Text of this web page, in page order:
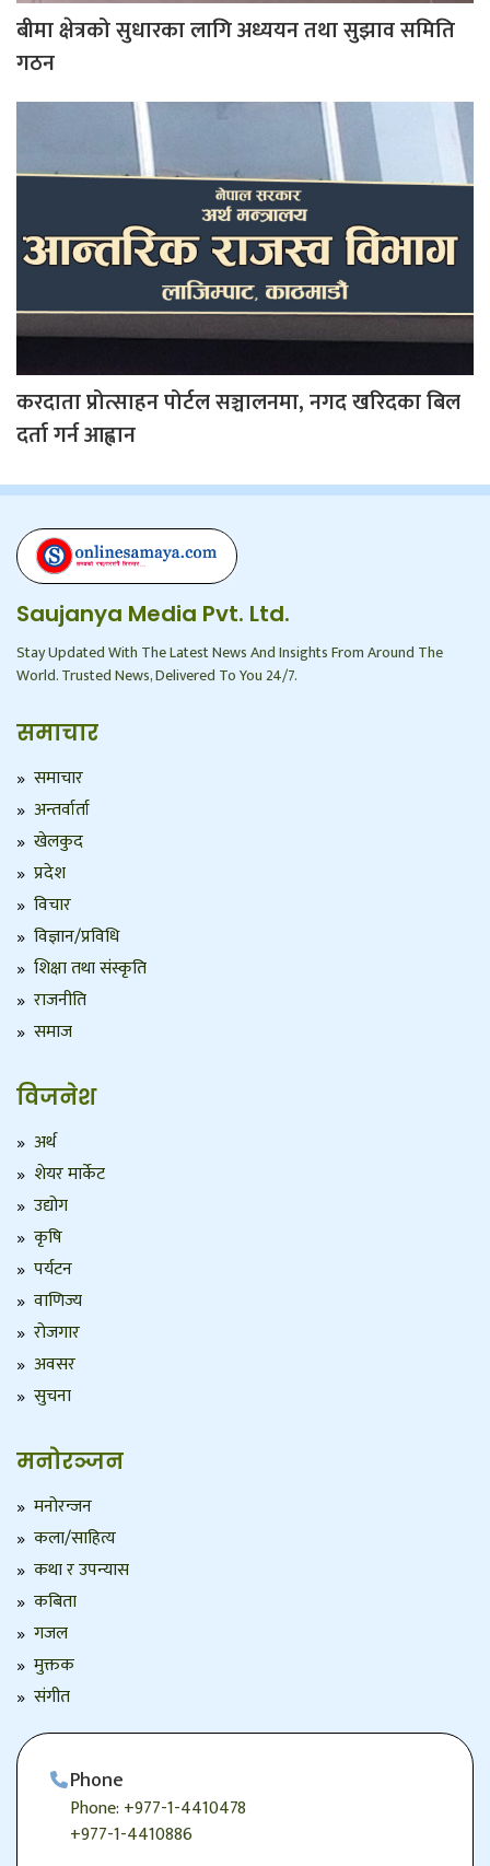
बीमा क्षेत्रको सुधारका लागि अध्ययन तथा सुझाव समिति
गठन
करदाता प्रोत्साहन पोर्टल सञ्चालनमा, नगद खरिदका बिल
दर्ता गर्न आह्वान
Saujanya Media Pvt. Ltd.
Stay Updated With The Latest News And Insights From Around The
World. Trusted News, Delivered To You 24/7.
समाचार
समाचार
अन्तर्वार्ता
खेलकुद
प्रदेश
विचार
विज्ञान/प्रविधि
शिक्षा तथा संस्कृति
राजनीति
समाज
विजनेश
अर्थ
शेयर मार्केट
उद्योग
कृषि
पर्यटन
वाणिज्य
रोजगार
अवसर
सुचना
मनोरञ्जन
मनोरन्जन
कला/साहित्य
कथा र उपन्यास
कबिता
गजल
मुक्तक
संगीत
Phone
Phone: +977-1-4410478
+977-1-4410886